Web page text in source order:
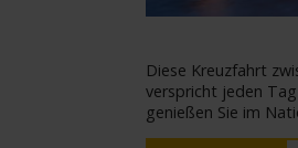
Diese Kreuzfahrt
verspricht jeden
genießen Sie im